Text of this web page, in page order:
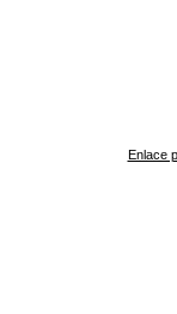
Enlace